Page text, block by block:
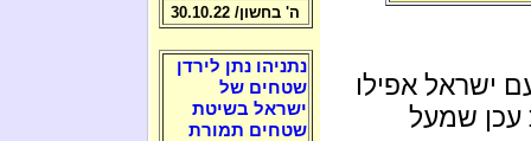
ישראל אפילו
עכן שמעל
ה' בחשון/ 30.10.22
נתניהו נתן לירדן
שטחים של
ישראל בשיטת
שטחים תמורת